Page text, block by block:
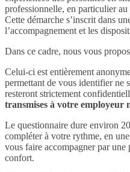
professionnelle, en particulier au
Cette démarche s’inscrit dans
l’accompagnement et les
Dans ce cadre, nous vous
Celui-ci est entièrement
permettant de vous identifier ne
resteront strictement
transmises à votre employeur
Le questionnaire dure environ
compléter à votre rythme, en
vous faire accompagner par
confort.